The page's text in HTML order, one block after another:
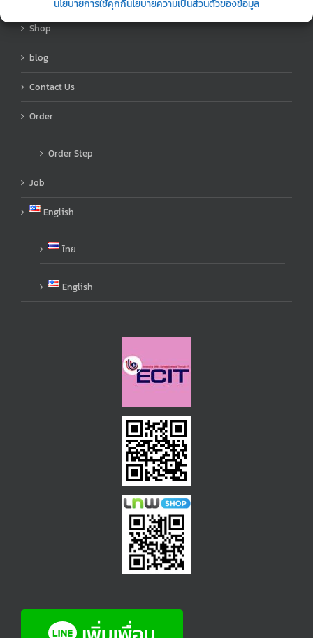
นโยบายการใช้คุกกี้นโยบายความเป็นส่วนตัวของข้อมูล
Shop
blog
Contact Us
Order
Order Step
Job
English
ไทย
English